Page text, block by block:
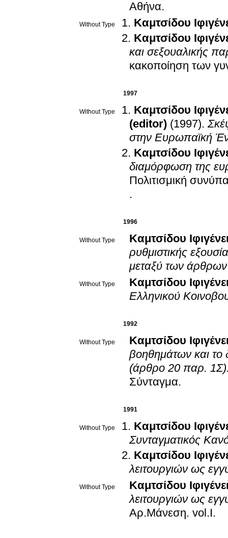
Αθήνα.
Without Type
Καμτσίδου
Καμτσίδου
και σεξουαλικής
κακοποίηση των
1997
Without Type
Καμτσίδου
(editor) (1997).
στην Ευρωπαϊκή
Καμτσίδου
διαμόρφωση της
Πολιτισμική
.
1996
Without Type
Καμτσίδου
ρυθμιστικής
μεταξύ των
Without Type
Καμτσίδου
Ελληνικού
1992
Without Type
Καμτσίδου
βοηθημάτων και το
(άρθρο 20 παρ.
Σύνταγμα.
1991
Without Type
Καμτσίδου
Συνταγματικός
Καμτσίδου
λειτουργιών ως
Without Type
Καμτσίδου
λειτουργιών ως
Αρ.Μάνεση. vol.Ι.